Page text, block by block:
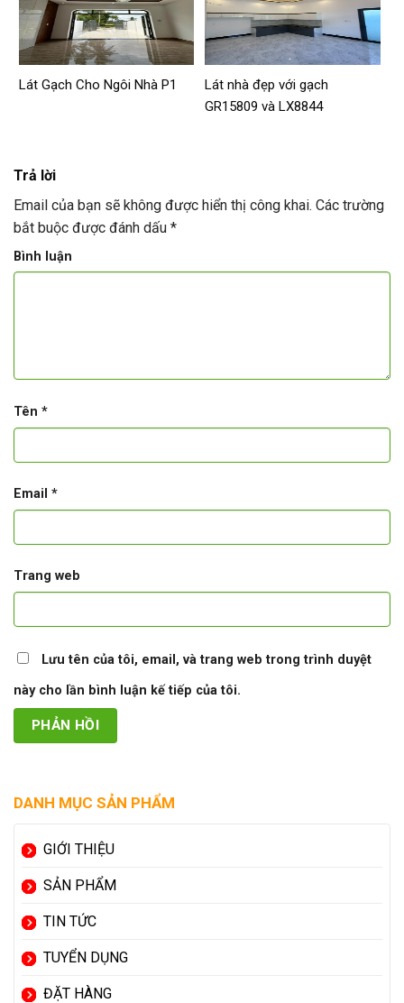
DANH MỤC SẢN PHẨM
GIỚI THIỆU
SẢN PHẨM
TIN TỨC
TUYỂN DỤNG
ĐẶT HÀNG
Lát Gạch Cho Ngôi Nhà P1
Lát nhà đẹp với gạch
GR15809 và LX8844
Trả lời
Email của bạn sẽ không được hiển thị công khai. Các trường
bắt buộc được đánh dấu *
Bình luận
Tên *
Email *
Trang web
Lưu tên của tôi, email, và trang web trong trình duyệt
này cho lần bình luận kế tiếp của tôi.